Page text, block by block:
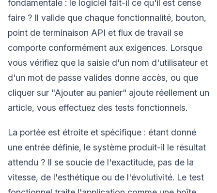
fondamentale : le logiciel fait-il ce qu'il est censé
faire ? Il valide que chaque fonctionnalité, bouton,
point de terminaison API et flux de travail se
comporte conformément aux exigences. Lorsque
vous vérifiez que la saisie d'un nom d'utilisateur et
d'un mot de passe valides donne accès, ou que
cliquer sur "Ajouter au panier" ajoute réellement un
article, vous effectuez des tests fonctionnels.
La portée est étroite et spécifique : étant donné
une entrée définie, le système produit-il le résultat
attendu ? Il se soucie de l'exactitude, pas de la
vitesse, de l'esthétique ou de l'évolutivité. Le test